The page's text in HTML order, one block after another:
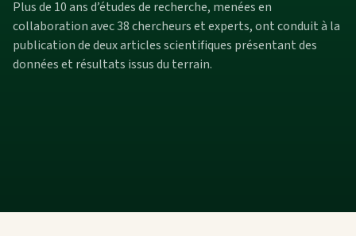
Plus de 10 ans d’études de recherche, menées en
collaboration avec 38 chercheurs et experts, ont conduit à la
publication de deux articles scientifiques présentant des
données et résultats issus du terrain.